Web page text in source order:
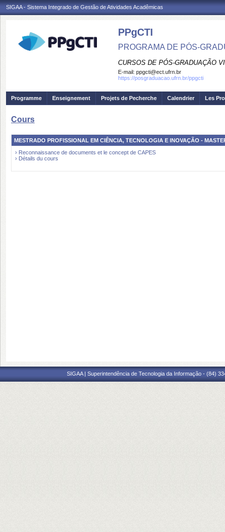
SIGAA - Sistema Integrado de Gestão de Atividades Acadêmicas
PPgCTI
PROGRAMA DE PÓS-
CURSOS DE PÓS-GRADUAÇÃO
E-mail: ppgcti@ect.ufrn.br
https://posgraduacao.ufrn.br/ppgcti
Programme Enseignement Projets de Pecherche Calendrier Les
Cours
MESTRADO PROFISSIONAL EM CIÊNCIA, TECNOLOGIA E INOVAÇÃO -
› Reconnaissance de documents et le concept de CAPES
› Détails du cours
SIGAA | Superintendência de Tecnologia da Informação - (84)